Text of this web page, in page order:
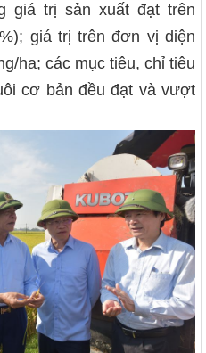
giá trị sản xuất đạt trên
giá trị trên đơn vị diện
ha; các mục tiêu, chỉ tiêu
cơ bản đều đạt và vượt